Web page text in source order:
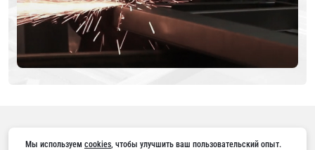
ПОДПИШИТЕСЬ НА НАС В
Мы используем cookies, чтобы улучшить ваш пользовательский опыт.